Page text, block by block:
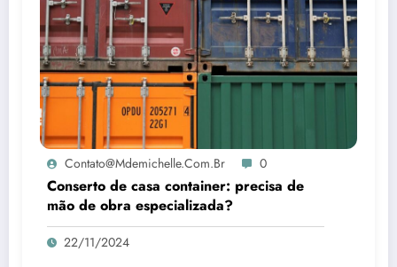
Contato@mdemichelle.com.br 0
Conserto de casa container: precisa de
mão de obra especializada?
22/11/2024